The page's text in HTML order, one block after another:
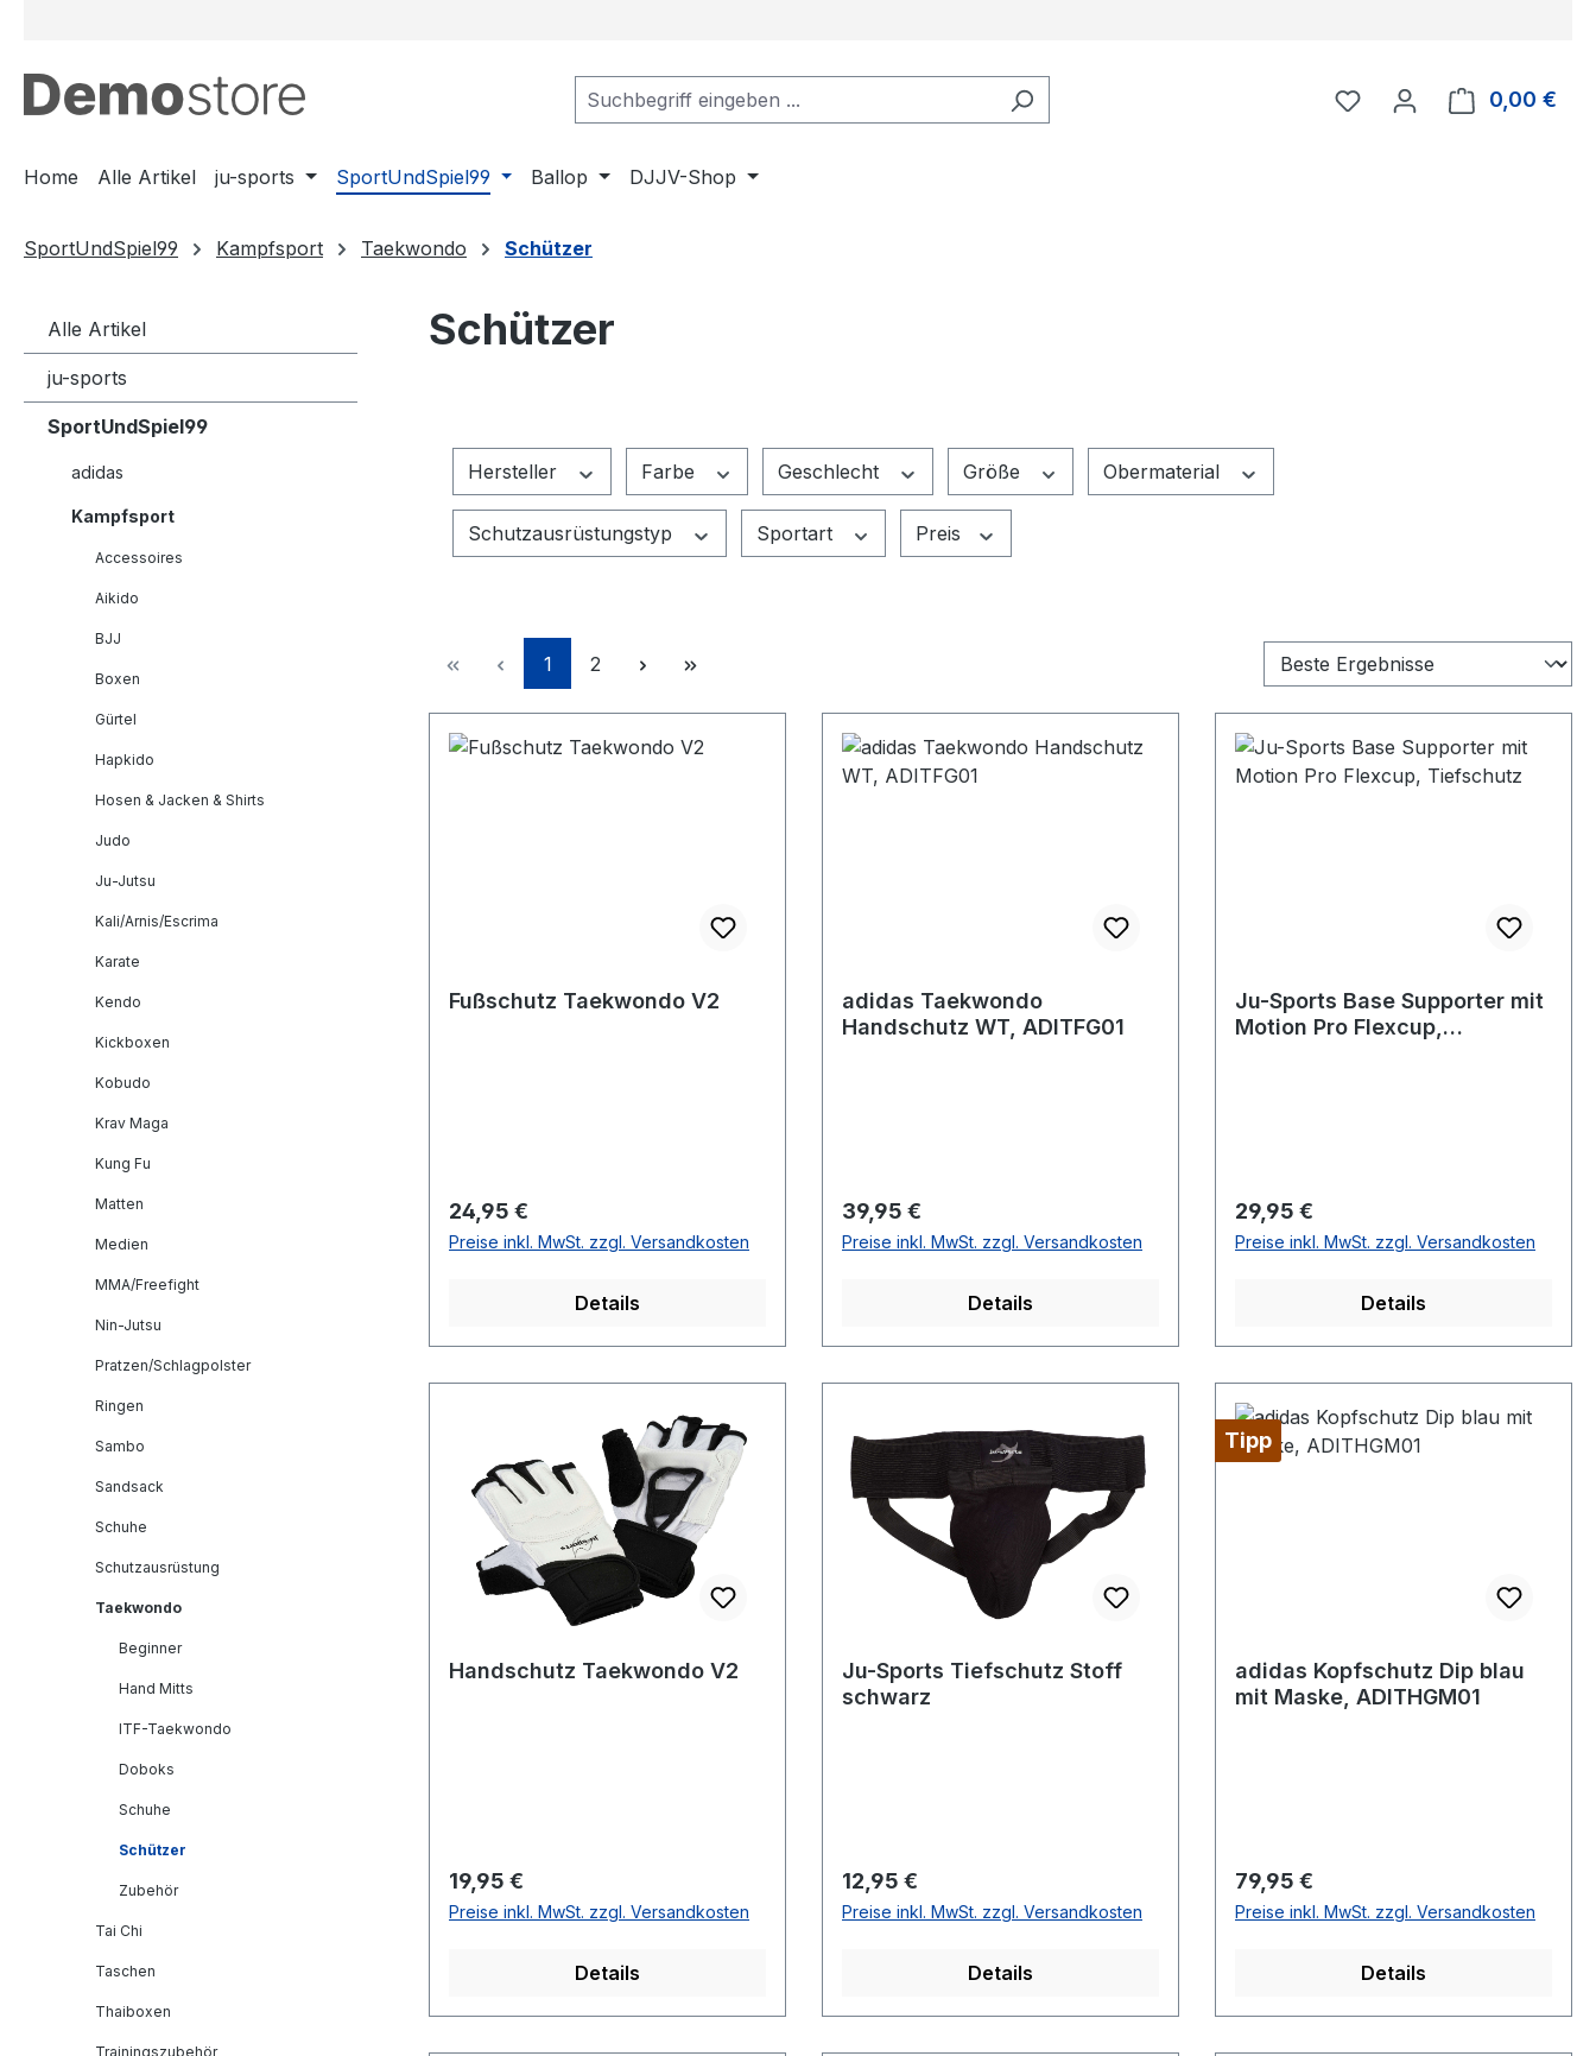
Du hast 0 Produkte auf
0,00 €
Home Alle Artikel ju-sports SportUndSpiel99 Ballop DJJV-Shop
SportUndSpiel99 Kampfsport Taekwondo Schützer
Alle Artikel
ju-sports
SportUndSpiel99
adidas
Kampfsport
Accessoires
Aikido
BJJ
Boxen
Gürtel
Hapkido
Hosen & Jacken & Shirts
Judo
Ju-Jutsu
Kali/Arnis/Escrima
Karate
Kendo
Kickboxen
Kobudo
Krav Maga
Kung Fu
Matten
Medien
MMA/Freefight
Nin-Jutsu
Pratzen/Schlagpolster
Ringen
Sambo
Sandsack
Schuhe
Schutzausrüstung
Taekwondo
Beginner
Hand Mitts
ITF-Taekwondo
Doboks
Schuhe
Schützer
Zubehör
Tai Chi
Taschen
Thaiboxen
Trainingszubehör
Schützer
Hersteller Farbe Geschlecht Größe Obermaterial
Schutzausrüstungstyp Sportart Preis
Seite
1 Seite
2
Fußschutz Taekwondo V2
Regulärer Preis:
24,95 €
Preise inkl. MwSt. zzgl. Versandkosten
Details
adidas Taekwondo
Handschutz WT, ADITFG01
Regulärer Preis:
39,95 €
Preise inkl. MwSt. zzgl. Versandkosten
Details
Ju-Sports Base Supporter mit
Motion Pro Flexcup,
Regulärer Preis:
29,95 €
Preise inkl. MwSt. zzgl. Versandkosten
Details
Handschutz Taekwondo V2
Regulärer Preis:
19,95 €
Preise inkl. MwSt. zzgl. Versandkosten
Details
Ju-Sports Tiefschutz Stoff
schwarz
Regulärer Preis:
12,95 €
Preise inkl. MwSt. zzgl. Versandkosten
Details
Tipp
adidas Kopfschutz Dip blau
mit Maske, ADITHGM01
Regulärer Preis:
79,95 €
Preise inkl. MwSt. zzgl. Versandkosten
Details